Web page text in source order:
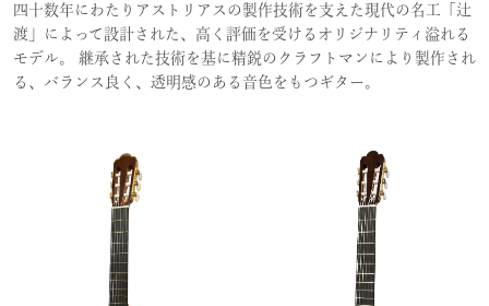
四十数年にわたりアストリアスの製作技術を支えた現代の名工「辻
渡」によって設計された、高く評価を受けるオリジナリティ溢れる
モデル。 継承された技術を基に精鋭のクラフトマンにより製作され
る、バランス良く、透明感のある音色をもつギター。